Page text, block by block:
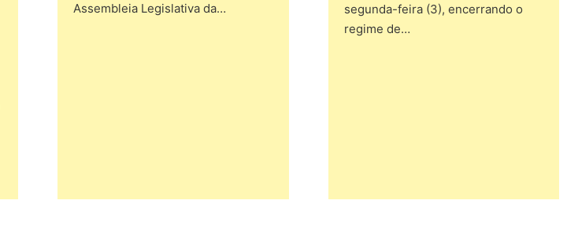
Assembleia Legislativa da…
segunda-feira (3), encerrando o
regime de…